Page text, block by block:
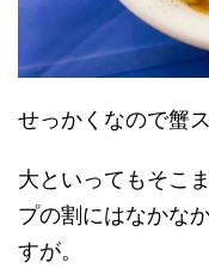
せっかくなので蟹
大といってもそこ
プの割にはなかな
すが。